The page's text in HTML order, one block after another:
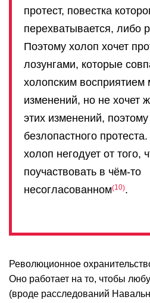
протест, повестка
перехватывается, либо
Поэтому холоп хочет
лозунгами, которые
холопским восприятием
изменений, но не хочет
этих изменений,
безлопастного
холоп негодует от того,
поучаствовать в чём-то
несогласованном 10 .
Революционное
Оно работает на то, чтобы
(вроде расследований